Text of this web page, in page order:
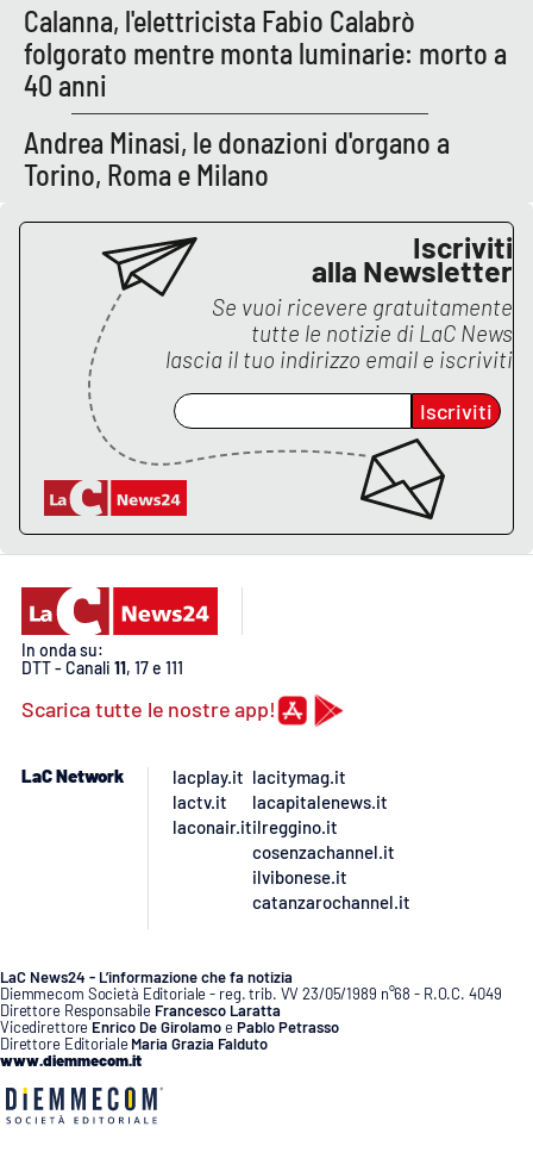
Calanna, l'elettricista Fabio Calabrò
folgorato mentre monta luminarie: morto a
40 anni
Andrea Minasi, le donazioni d'organo a
Torino, Roma e Milano
Iscriviti
alla Newsletter
Se vuoi ricevere gratuitamente
tutte le notizie di LaC News
lascia il tuo indirizzo email e iscriviti
Iscriviti
In onda su:
DTT - Canali 11, 17 e 111
Scarica tutte le nostre app!
LaC Network
lacplay.it
lactv.it
laconair.it
lacitymag.it
lacapitalenews.it
ilreggino.it
cosenzachannel.it
ilvibonese.it
catanzarochannel.it
LaC News24 - L’informazione che fa notizia
Diemmecom Società Editoriale - reg. trib. VV 23/05/1989 n°68 - R.O.C. 4049
Direttore Responsabile Francesco Laratta
Vicedirettore Enrico De GirolamoePablo Petrasso
Direttore Editoriale Maria Grazia Falduto
www.diemmecom.it